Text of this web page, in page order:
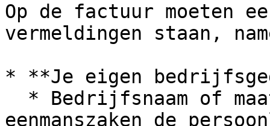
Op de factuur moeten
vermeldingen staan,
* **Je eigen
eenmanszaken de